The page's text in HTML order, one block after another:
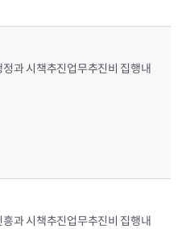
과 시책추진업무추진비 집행내
과 시책추진업무추진비 집행내